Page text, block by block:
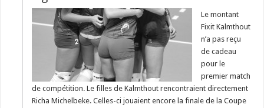
Le montant
Fixit Kalmthout
n’a pas reçu
de cadeau
pour le
premier match
de compétition. Le filles de Kalmthout rencontraient directement
Richa Michelbeke. Celles-ci jouaient encore la finale de la Coupe